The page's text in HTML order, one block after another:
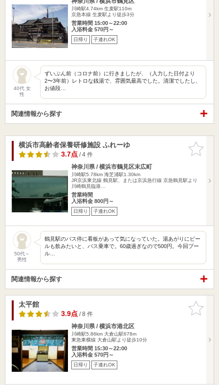
川崎駅4.74km 生麦駅110m
京急本線 生麦駅より徒歩3分
営業時間 15:00～22:00
入浴料金 570円～
日帰り 子連れOK
40代 女
性
ずいぶん前（コロナ前）に行きましたが、（入力した日付より
2〜3年前）レトロな銭湯で、雰囲気最高でした。清潔でしたし、
お値段…
関連情報から探す
お気に入
りに追加
横浜市高齢者保養研修施設 ふれーゆ
3.7点/ 4 件
神奈川県 / 横浜市鶴見区末広町
川崎駅5.78km 海芝浦駅1.30km
JR京浜東北線 鶴見駅、または京浜急行線 京急鶴見駅より
川崎鶴見臨港…
営業時間
入浴料金 800円～
日帰り 子連れOK
50代～
男性
鶴見駅のバス停に看板があって気になっていた。湯あがりにビー
ルも飲みたいと、バス乗車で。60歳過ぎなので500円。今回プー
ル…
関連情報から探す
お気に入
りに追加
太平館
3.9点/ 8 件
神奈川県 / 横浜市港北区
川崎駅5.86km 大倉山駅678m
東急東横線 大倉山駅より徒歩10分
営業時間 15:30～22:00
入浴料金 570円～
日帰り 子連れOK